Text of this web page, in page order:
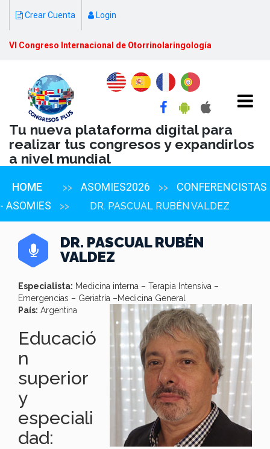
Crear Cuenta Login
VI Congreso Internacional de Otorrinolaringología
Tu nueva plataforma digital para
realizar tus congresos y expandirlos
a nivel mundial
HOME >> ASOMIES2026 >>
CONFERENCISTAS
- ASOMIES
>> DR. PASCUAL RUBÉN VALDEZ
DR. PASCUAL RUBÉN
VALDEZ
Especialista: Medicina interna – Terapia Intensiva –
Emergencias – Geriatría –Medicina General
País: Argentina
Educació
n
superior
y
especiali
dad: